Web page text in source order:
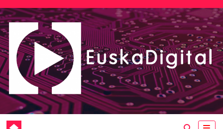
Saltar
al
contenido